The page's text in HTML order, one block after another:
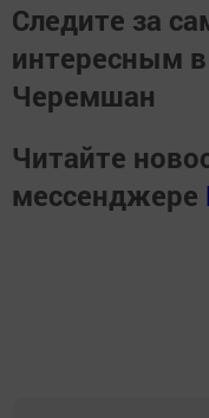
Следите за
интересным в
Черемшан
Читайте
мессенджере